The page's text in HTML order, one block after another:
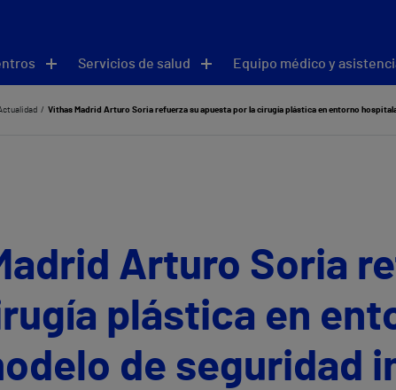
Servicios de salud Equipo médico y
Vithas Madrid Arturo Soria refuerza su apuesta por la cirugía plástica en entorno
Arturo Soria
plástica en
de seguridad